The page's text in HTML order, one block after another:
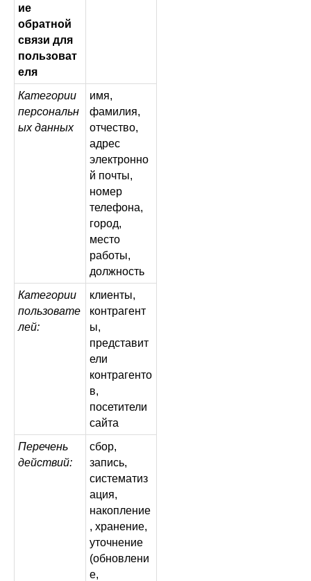
ие
обратной
связи для
пользоват
еля
Категории
персональн
ых данных
имя,
фамилия,
отчество,
адрес
электронно
й почты,
номер
телефона,
город,
место
работы,
должность
Категории
пользовате
лей:
клиенты,
контрагент
ы,
представит
ели
контрагенто
в,
посетители
сайта
Перечень
действий:
сбор,
запись,
систематиз
ация,
накопление
, хранение,
уточнение
(обновлени
е,